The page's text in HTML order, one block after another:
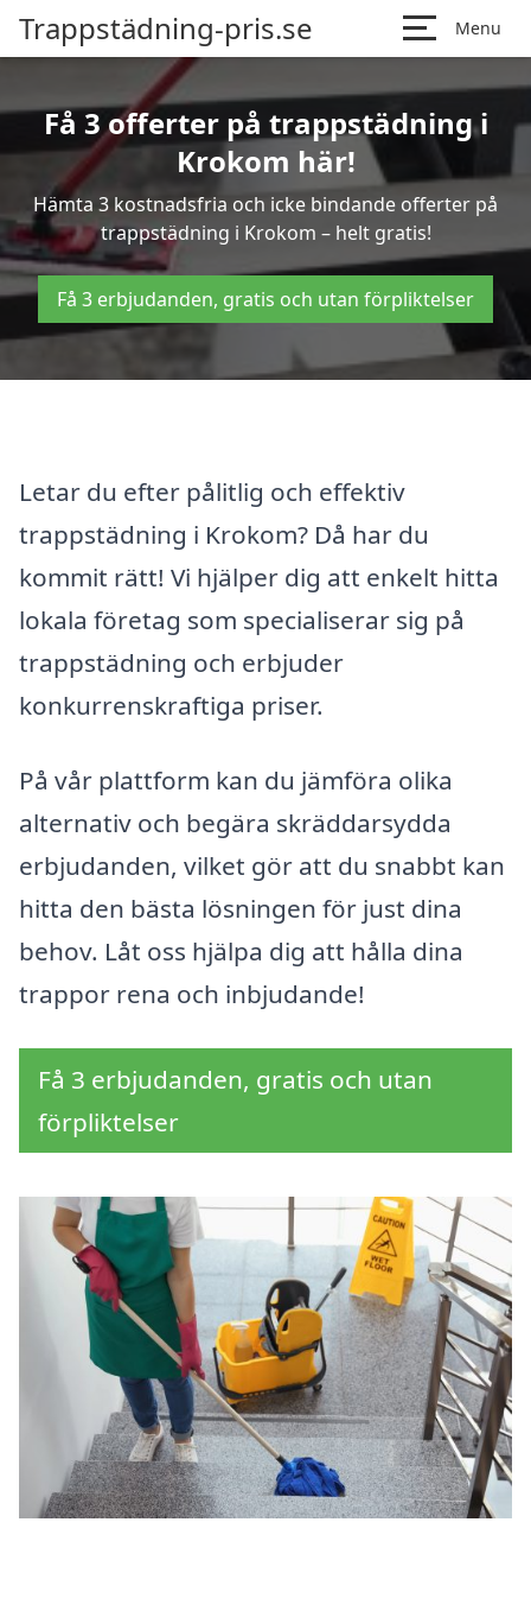
Trappstädning-pris.se Menu
Få 3 offerter på trappstädning i
Krokom här!
Hämta 3 kostnadsfria och icke bindande offerter på
trappstädning i Krokom – helt gratis!
Få 3 erbjudanden, gratis och utan förpliktelser
Letar du efter pålitlig och effektiv
trappstädning i Krokom? Då har du
kommit rätt! Vi hjälper dig att enkelt hitta
lokala företag som specialiserar sig på
trappstädning och erbjuder
konkurrenskraftiga priser.
På vår plattform kan du jämföra olika
alternativ och begära skräddarsydda
erbjudanden, vilket gör att du snabbt kan
hitta den bästa lösningen för just dina
behov. Låt oss hjälpa dig att hålla dina
trappor rena och inbjudande!
Få 3 erbjudanden, gratis och utan
förpliktelser